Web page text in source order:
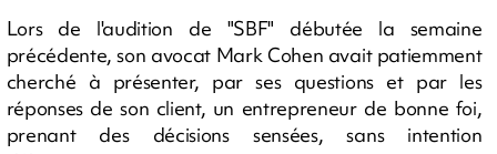
Lors de l'audition de "SBF" débutée la semaine
précédente, son avocat Mark Cohen avait patiemment
cherché à présenter, par ses questions et par les
réponses de son client, un entrepreneur de bonne foi,
prenant des décisions sensées, sans intention